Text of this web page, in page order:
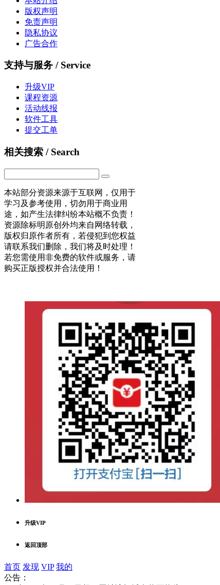
版权声明
免责声明
隐私协议
广告合作
支持与服务 / Service
升级VIP
课程资源
活动线报
软件工具
提交工单
相关搜索 / Search
本站部分资源来源于互联网，仅用于
学习及参考使用，切勿用于商业用
途，如产生法律纠纷本站概不负责！
资源除标明原创外均来自网络转载，
版权归原作者所有，若侵犯到您权益
请联系我们删除，我们将及时处理！
若您需使用非免费的软件或服务，请
购买正版授权并合法使用！
升级VIP
返回顶部
首页 发现 VIP 我的
公告：